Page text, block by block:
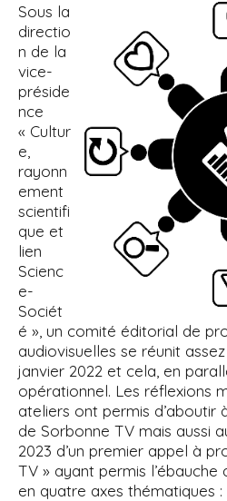
Sous la
directio
n de la
vice-
préside
nce
« Cultur
e,
rayonn
ement
scientifi
que et
lien
Scienc
e-
Sociét
é », un comité éditorial de
audiovisuelles se réunit
janvier 2022 et cela, en
opérationnel. Les réflexions
ateliers ont permis d’aboutir
de Sorbonne TV mais aussi
2023 d’un premier appel à
TV » ayant permis l’ébauche
en quatre axes thématiques :